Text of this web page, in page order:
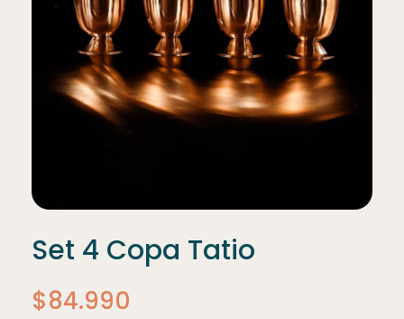
Set 4 Copa Tatio
$84.990